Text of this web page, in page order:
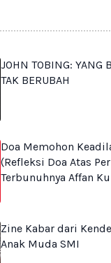
JOHN TOBING: YANG
TAK BERUBAH
Doa Memohon
(Refleksi Doa Atas
Terbunuhnya Affan
Zine Kabar dari
Anak Muda SMI